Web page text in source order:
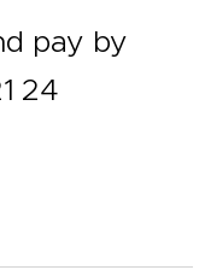
pay by
24